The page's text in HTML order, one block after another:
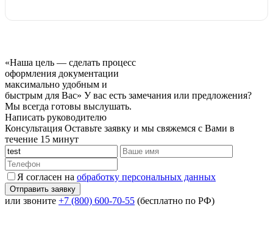
«Наша цель — сделать процесс
оформления документации
максимально удобным и
быстрым для Вас» У вас есть замечания или предложения?
Мы всегда готовы выслушать.
Написать руководителю
Консультация Оставьте заявку и мы свяжемся с Вами в
течение 15 минут
Я согласен на обработку персональных данных
или звоните +7 (800) 600-70-55 (бесплатно по РФ)